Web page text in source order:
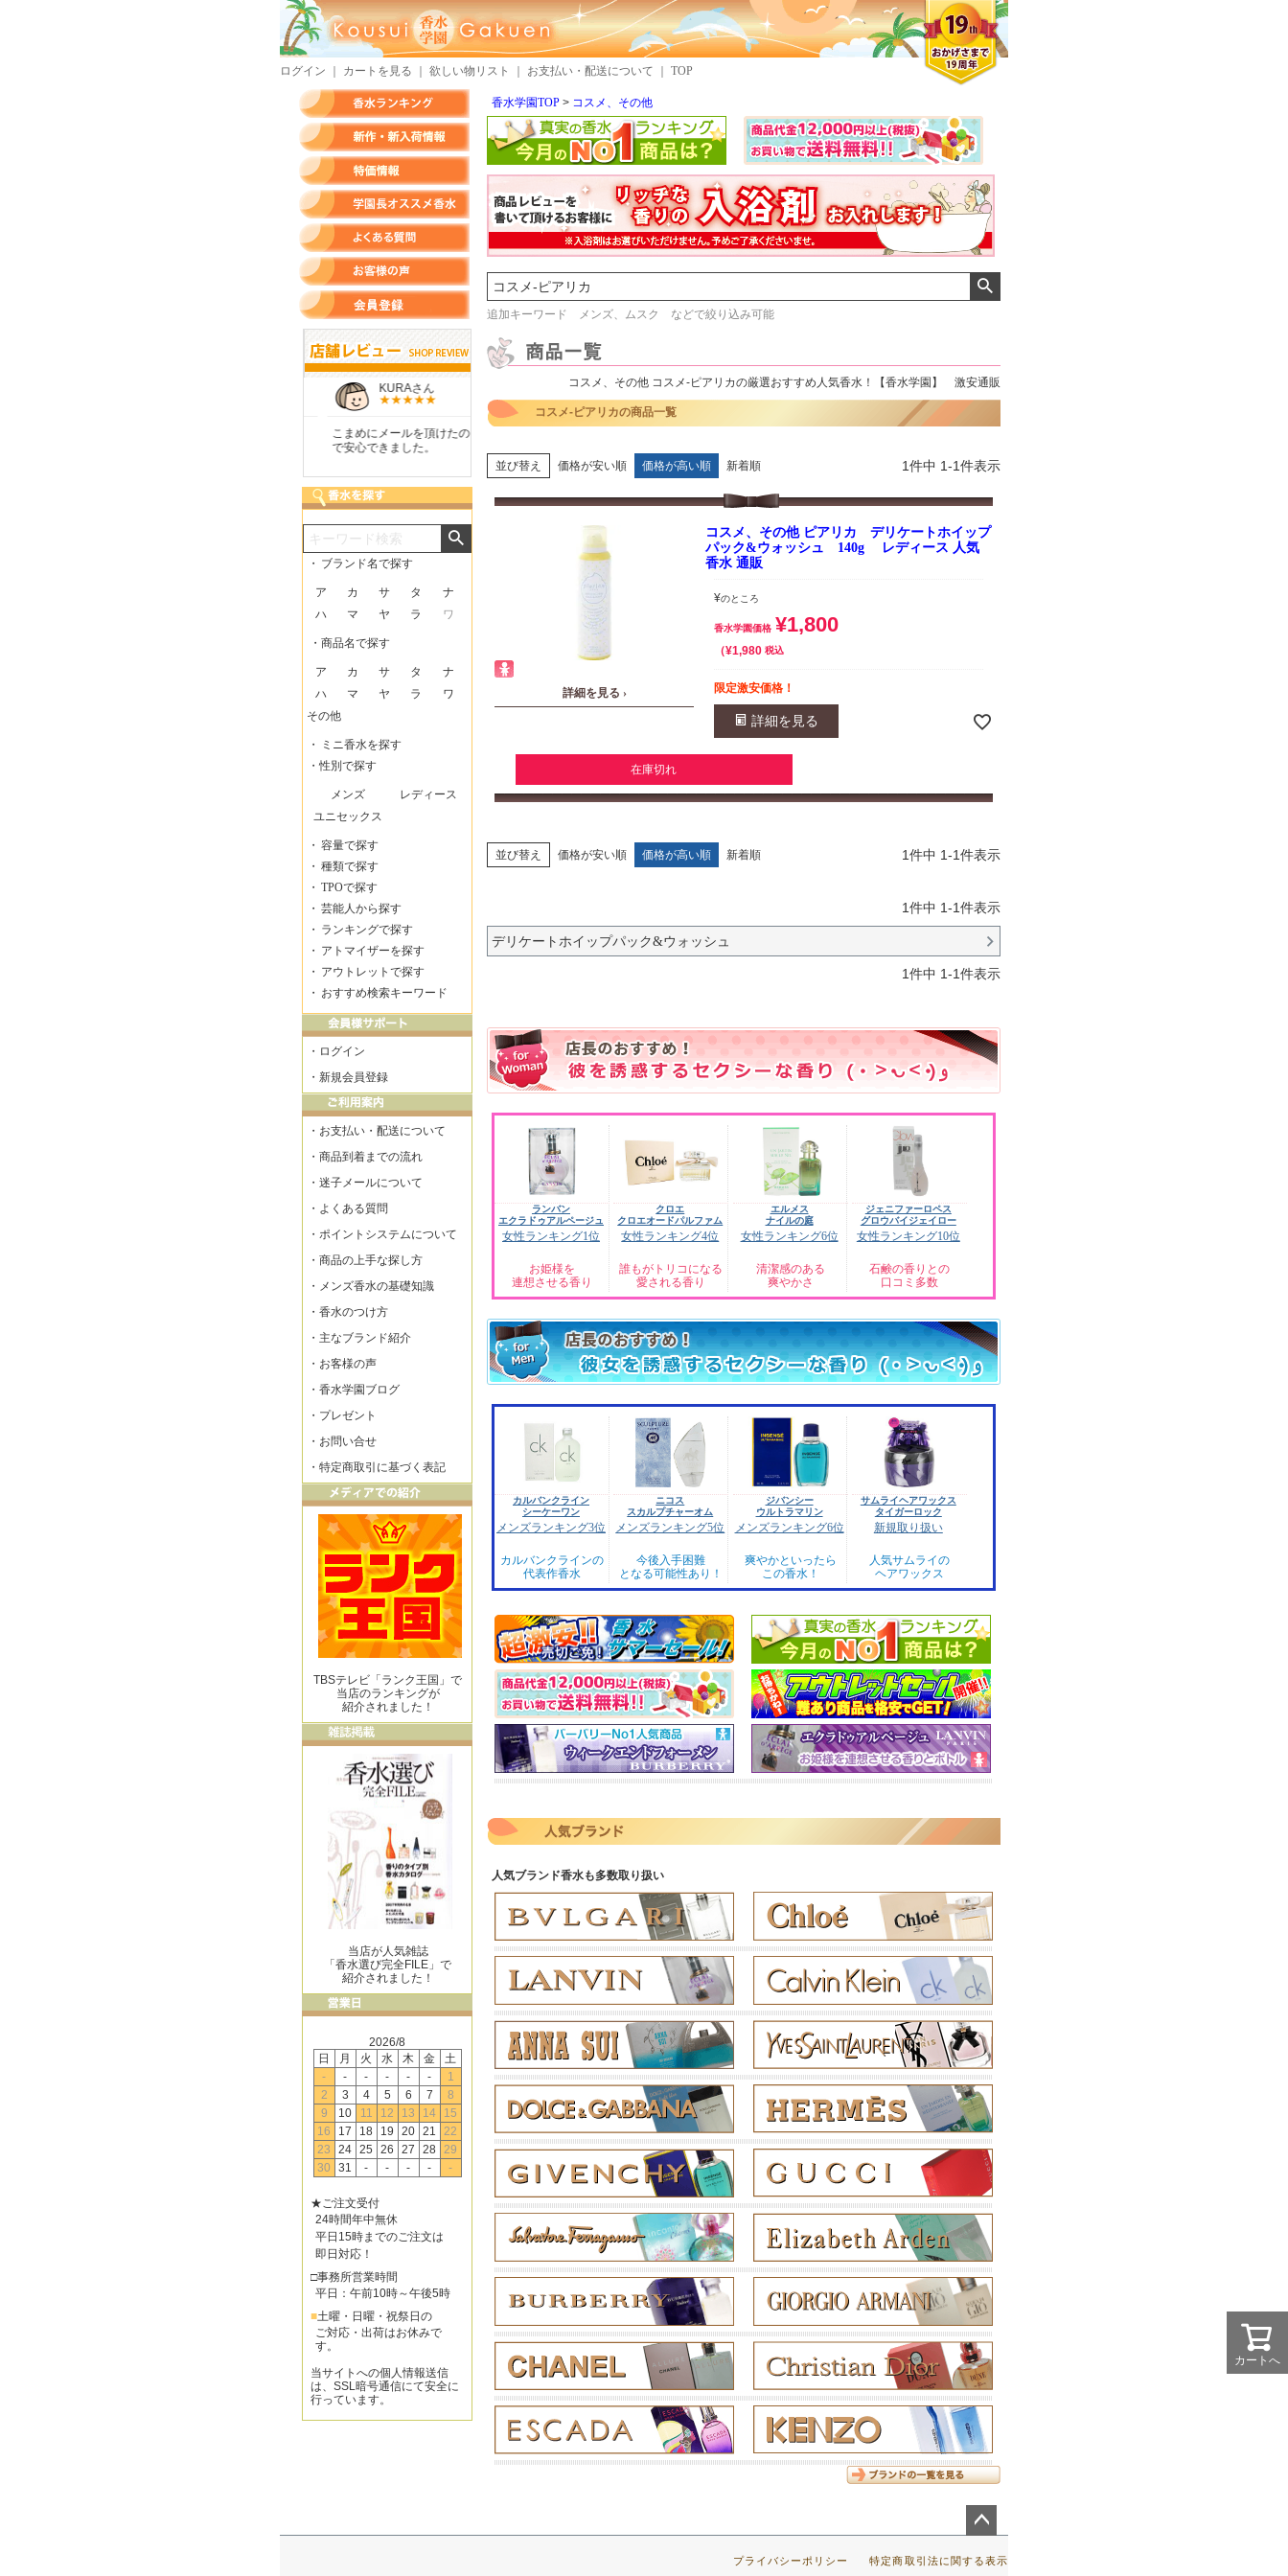
ログイン カートを見る 欲しい物リスト お支払い・配送について TOP
香水学園TOP コスメ、その他
検索
追加キーワード メンズ、ムスク などで絞り込み可能
コスメ、その他 コスメ-ピアリカの厳選おすすめ人気香水！【香水学園】 激安通販
コスメ-ピアリカの商品一覧
並び替え 価格が安い順 価格が高い順 新着順 1件中 1-1件表示
詳細を見る ›
コスメ、その他 ピアリカ デリケートホイップ
パック&ウォッシュ 140g レディース 人気
香水 通販
¥のところ
香水学園価格 ¥1,800
¥1,980 税込
限定激安価格！
詳細を見る
在庫切れ
並び替え 価格が安い順 価格が高い順 新着順 1件中 1-1件表示
1件中 1-1件表示
デリケートホイップパック&ウォッシュ
1件中 1-1件表示
ランバン
エクラドゥアルページュ
女性ランキング1位
お姫様を
連想させる香り
クロエ
クロエオードパルファム
女性ランキング4位
誰もがトリコになる
愛される香り
エルメス
ナイルの庭
女性ランキング6位
清潔感のある
爽やかさ
ジェニファーロペス
グロウバイジェイロー
女性ランキング10位
石鹸の香りとの
口コミ多数
カルバンクライン
シーケーワン
メンズランキング3位
カルバンクラインの
代表作香水
ニコス
スカルプチャーオム
メンズランキング5位
今後入手困難
となる可能性あり！
ジバンシー
ウルトラマリン
メンズランキング6位
爽やかといったら
この香水！
サムライヘアワックス
タイガーロック
新規取り扱い
人気サムライの
ヘアワックス
人気ブランド香水も多数取り扱い
カートへ
KURAさん
こまめにメールを頂けたの
で安心できました。
しらすさん
もらいます！
MMさん
た。
クロエさん
ました！
・ ブランド名で探す
ア カ サ タ
ナ
ハ
マ ヤ ラ ワ
・商品名で探す
ア カ サ タ
ナ
ハ
マ ヤ ラ
ワ
その他
・
ミニ香水を探す
・性別で探す
メンズ
レディース
ユニセックス
・ 容量で探す
・ 種類で探す
・ TPOで探す
・ 芸能人から探す
・ ランキングで探す
・ アトマイザーを探す
・ アウトレットで探す
・ おすすめ検索キーワード
・ ログイン
・ 新規会員登録
・ お支払い・配送について
・ 商品到着までの流れ
・ 迷子メールについて
・ よくある質問
・ ポイントシステムについて
・ 商品の上手な探し方
・ メンズ香水の基礎知識
・ 香水のつけ方
・ 主なブランド紹介
・ お客様の声
・ 香水学園ブログ
・ プレゼント
・ お問い合せ
・ 特定商取引に基づく表記
TBSテレビ「ランク王国」で
当店のランキングが
紹介されました！
当店が人気雑誌
「香水選び完全FILE」で
紹介されました！
2026/8
日
月 火 水 木 金
土
-
- - - - -
1
2
3 4 5 6 7
8
9
10 11 12 13 14
15
16
17 18 19 20 21
22
23
24 25 26 27 28 29
30
31 - - - - -
★ご注文受付
24時間年中無休
平日15時までのご注文は
即日対応！
□事務所営業時間
平日：午前10時～午後5時
■土曜・日曜・祝祭日の
ご対応・出荷はお休みで
す。
当サイトへの個人情報送信
は、SSL暗号通信にて安全に
行っています。
ジト
ップ
プライバシーポリシー 特定商取引法に関する表示